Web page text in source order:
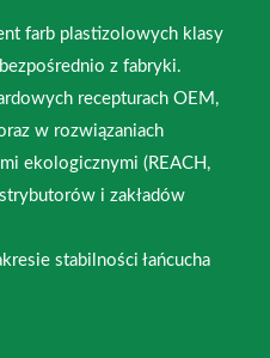
farb plastizolowych klasy
z fabryki.
recepturach OEM,
w rozwiązaniach
ekologicznymi (REACH,
i zakładów
stabilności łańcucha